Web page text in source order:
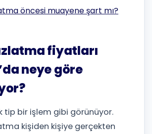
öncesi muayene şart mı?
fiyatları
neye göre
tip bir işlem gibi görünüyor.
kişiden kişiye gerçekten